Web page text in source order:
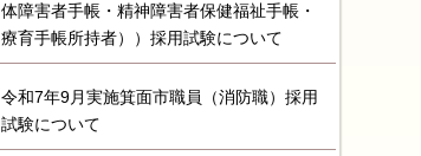
体障害者手帳・精神障害者保健福祉手帳・
療育手帳所持者））採用試験について
令和7年9月実施箕面市職員（消防職）採用
試験について